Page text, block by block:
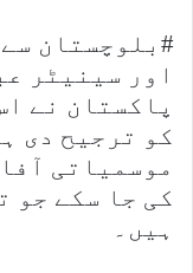
#بلوچستان
اور سینیٹر
پاکستان نے
کو ترجیح دی
موسمیاتی
کی جا سکے جو
ہیں۔